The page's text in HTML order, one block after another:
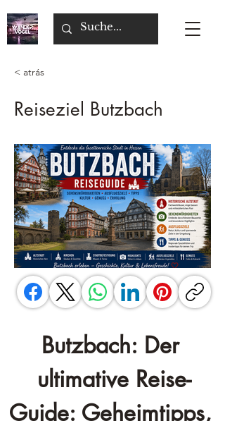
< atrás
Reiseziel Butzbach
Butzbach: Der
ultimative Reise-
Guide: Geheimtipps,